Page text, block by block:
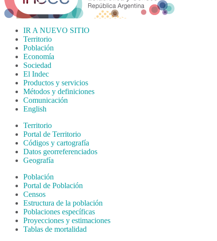
IR A NUEVO SITIO
Territorio
Población
Economía
Sociedad
El Indec
Productos y servicios
Métodos y definiciones
Comunicación
English
Territorio
Portal de Territorio
Códigos y cartografía
Datos georreferenciados
Geografía
Población
Portal de Población
Censos
Estructura de la población
Poblaciones específicas
Proyecciones y estimaciones
Tablas de mortalidad